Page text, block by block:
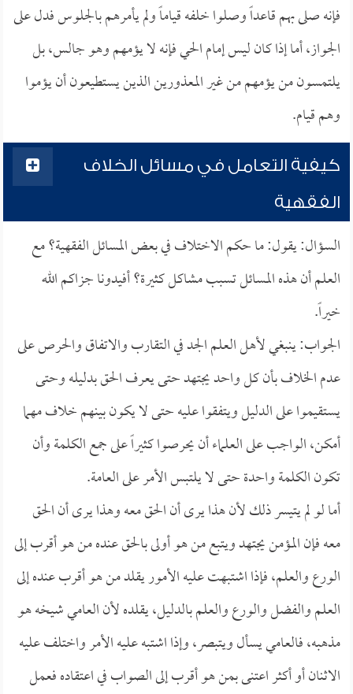
فإنه صلى بهم قاعداً وصلوا خلفه قياماً ولم يأمرهم بالجلوس فدل على
الجواز، أما إذا كان ليس إمام الحي فإنه لا يؤمهم وهو جالس، بل
يلتمسون من يؤمهم من غير المعذورين الذين يستطيعون أن يؤموا
وهم قيام.
كيفية التعامل في مسائل الخلاف
الفقهية
السؤال: يقول: ما حكم الاختلاف في بعض المسائل الفقهية؟ مع
العلم أن هذه المسائل تسبب مشاكل كثيرة؟ أفيدونا جزاكم الله
خيراً.
الجواب: ينبغي لأهل العلم الجد في التقارب والاتفاق والحرص على
عدم الخلاف بأن كل واحد يجتهد حتى يعرف الحق بدليله وحتى
يستقيموا على الدليل ويتفقوا عليه حتى لا يكون بينهم خلاف مهما
أمكن، الواجب على العلماء أن يحرصوا كثيراً على جمع الكلمة وأن
تكون الكلمة واحدة حتى لا يلتبس الأمر على العامة.
أما لو لم يتيسر ذلك لأن هذا يرى أن الحق معه وهذا يرى أن الحق
معه فإن المؤمن يجتهد ويتبع من هو أولى بالحق عنده من هو أقرب إلى
الورع والعلم، فإذا اشتبهت عليه الأمور يقلد من هو أقرب عنده إلى
العلم والفضل والورع والعلم بالدليل، يقلده لأن العامي شيخه هو
مذهبه، فالعامي يسأل ويتبصر، وإذا اشتبه عليه الأمر واختلف عليه
الاثنان أو أكثر اعتنى بمن هو أقرب إلى الصواب في اعتقاده فعمل